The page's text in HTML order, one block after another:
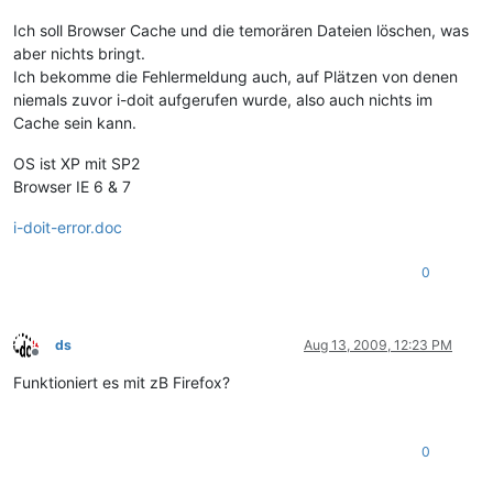
Ich soll Browser Cache und die temorären Dateien löschen, was
aber nichts bringt.
Ich bekomme die Fehlermeldung auch, auf Plätzen von denen
niemals zuvor i-doit aufgerufen wurde, also auch nichts im
Cache sein kann.
OS ist XP mit SP2
Browser IE 6 & 7
i-doit-error.doc
0
Offline
ds Aug 13, 2009, 12:23 PM
Funktioniert es mit zB Firefox?
0